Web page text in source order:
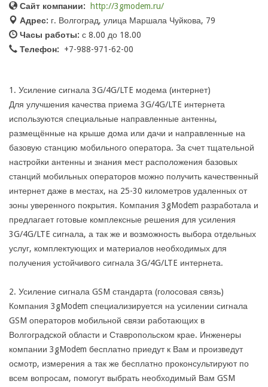
Сайт компании:
http://3gmodem.ru/
Адрес: г. Волгоград, улица Маршала Чуйкова, 79
Часы работы: с 8.00 до 18.00
Телефон:
+7-988-971-62-00
1. Усиление сигнала 3G/4G/LTE модема (интернет)
Для улучшения качества приема 3G/4G/LTE интернета
используются специальные направленные антенны,
размещённые на крыше дома или дачи и направленные на
базовую станцию мобильного оператора. За счет тщательной
настройки антенны и знания мест расположения базовых
станций мобильных операторов можно получить качественный
интернет даже в местах, на 25-30 километров удаленных от
зоны уверенного покрытия. Компания 3gModem разработала и
предлагает готовые комплексные решения для усиления
3G/4G/LTE сигнала, а так же и возможность выбора отдельных
услуг, комплектующих и материалов необходимых для
получения устойчивого сигнала 3G/4G/LTE интернета.
2. Усиление сигнала GSM стандарта (голосовая связь)
Компания 3gModem специализируется на усилении сигнала
GSM операторов мобильной связи работающих в
Волгоградской области и Ставропольском крае. Инженеры
компании 3gModem бесплатно приедут к Вам и произведут
осмотр, измерения а так же бесплатно проконсультируют по
всем вопросам, помогут выбрать необходимый Вам GSM